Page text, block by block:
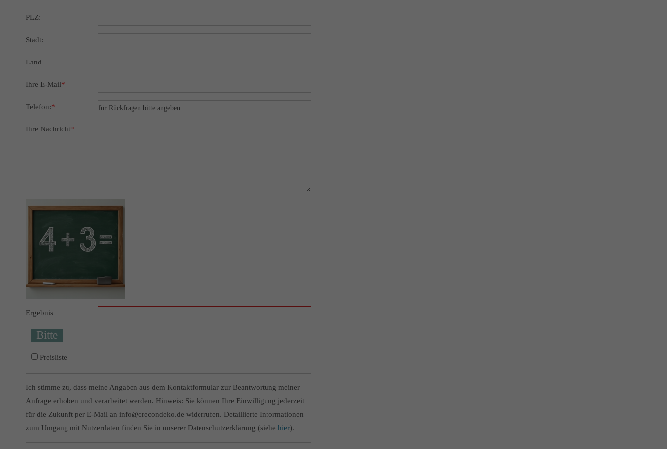
PLZ:
Stadt:
Land
Ihre E-Mail*
Telefon:*
Ihre Nachricht*
Ergebnis
Bitte
Preisliste
Ich stimme zu, dass meine Angaben aus dem Kontaktformular zur Beantwortung meiner
Anfrage erhoben und verarbeitet werden. Hinweis: Sie können Ihre Einwilligung jederzeit
für die Zukunft per E-Mail an info@crecondeko.de widerrufen. Detaillierte Informationen
zum Umgang mit Nutzerdaten finden Sie in unserer Datenschutzerklärung (siehe hier).